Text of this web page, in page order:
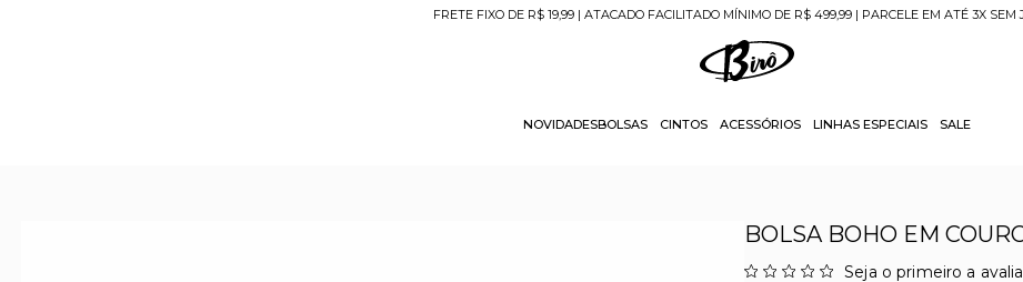
FRETE FIXO DE R$ 19,99 | ATACADO FACILITADO MÍNIMO DE R$ 499,99 | PARCELE EM ATÉ 3X SEM
NOVIDADESBOLSAS CINTOS ACESSÓRIOS LINHAS ESPECIAIS SALE
BOLSA BOHO EM
Seja o primeiro a